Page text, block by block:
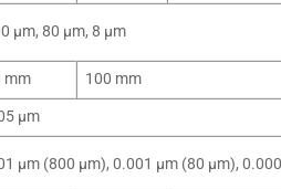
µm, 80 µm, 8 µm
mm 100 mm
µm
µm (800 µm), 0.001 µm (80 µm),